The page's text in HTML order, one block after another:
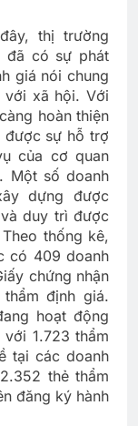
thị trường
đã có sự phát
giá nói chung
với xã hội. Với
hoàn thiện
được sự hỗ trợ
của cơ quan
Một số doanh
dựng được
duy trì được
thống kê,
có 409 doanh
chứng nhận
định giá.
hoạt động
1.723 thẩm
tại các doanh
thẻ thẩm
đăng ký hành